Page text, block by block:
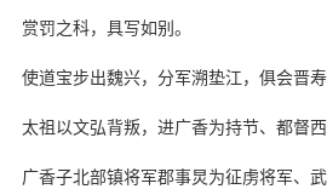
赏罚之科，具写如别。
使道宝步出魏兴，分军溯垫江，俱会晋寿
太祖以文弘背叛，进广香为持节、都督西
广香子北部镇将军郡事炅为征虏将军、武